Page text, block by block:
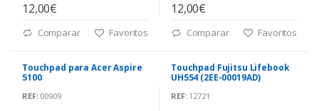
12,00€
Comparar Favoritos
12,00€
Comparar Favoritos
Touchpad para Acer Aspire
5100
REF:00909
Touchpad Fujitsu Lifebook
UH554 (2EE-00019AD)
REF:12721